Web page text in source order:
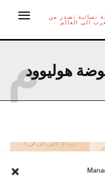
نسائية تصدر من
الى العالم
هوليوودم